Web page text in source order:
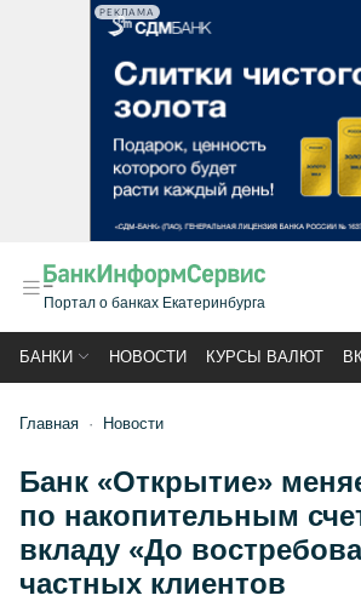
РЕКЛАМА
Портал о банках Екатеринбурга
БАНКИ НОВОСТИ КУРСЫ ВАЛЮТ
Главная Новости
Банк «Открытие»
по накопительным
вкладу «До
частных клиентов